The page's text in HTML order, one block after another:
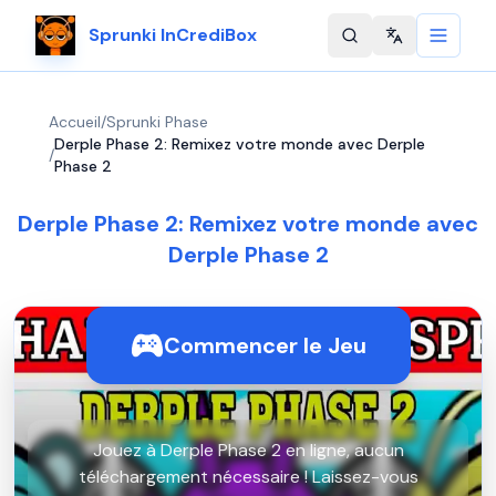
Sprunki InCrediBox Change
Accueil/Sprunki Phase
/
Derple Phase 2: Remixez votre monde avec Derple
Phase 2
Derple Phase 2: Remixez votre monde avec
Derple Phase 2
Commencer le Jeu
Jouez à Derple Phase 2 en ligne, aucun
téléchargement nécessaire ! Laissez-vous